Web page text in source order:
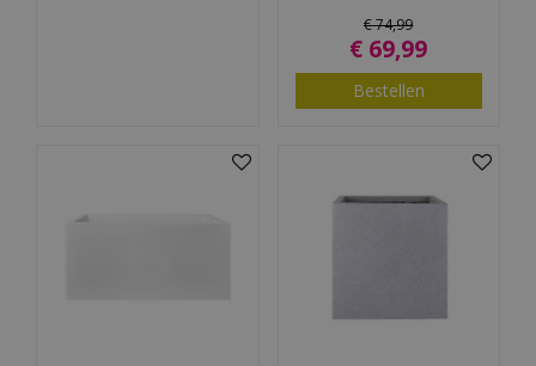
€74,99
€ 69,99
Bestellen